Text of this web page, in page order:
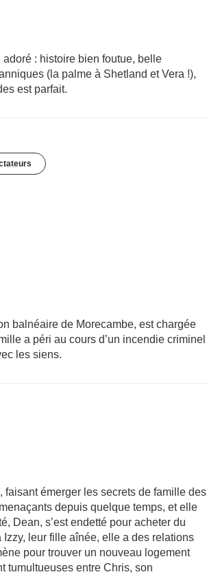
: histoire bien foutue, belle
(la palme à Shetland et Vera !),
est parfait.
balnéaire de Morecambe, est chargée
a péri au cours d’un incendie criminel
les siens.
faisant émerger les secrets de famille des
depuis quelque temps, et elle
Dean, s’est endetté pour acheter du
leur fille aînée, elle a des relations
pour trouver un nouveau logement
tumultueuses entre Chris, son